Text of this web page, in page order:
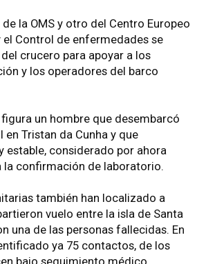
la OMS y otro del Centro Europeo
el Control de enfermedades se
crucero para apoyar a los
y los operadores del barco
un hombre que desembarcó
en Tristan da Cunha y que
estable, considerado por ahora
la confirmación de laboratorio.
también han localizado a
vuelo entre la isla de Santa
una de las personas fallecidas. En
ya 75 contactos, de los